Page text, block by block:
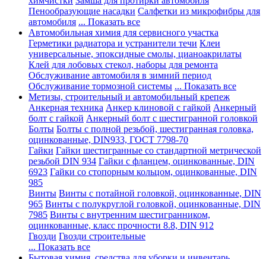
Пенообразующие насадки Салфетки из микрофибры для
автомобиля ... Показать все
Автомобильная химия для сервисного участка
Герметики радиатора и устранители течи Клеи
универсальные, эпоксидные смолы, цианоакрилаты
Клей для лобовых стекол, наборы для ремонта
Обслуживание автомобиля в зимний период
Обслуживание тормозной системы ... Показать все
Метизы, строительный и автомобильный крепеж
Анкерная техника Анкер клиновой с гайкой Анкерный
болт с гайкой Анкерный болт с шестигранной головкой
Болты Болты с полной резьбой, шестигранная головка,
оцинкованные, DIN933, ГОСТ 7798-70
Гайки Гайки шестигранные со стандартной метрической
резьбой DIN 934 Гайки с фланцем, оцинкованные, DIN
6923 Гайки со стопорным кольцом, оцинкованные, DIN
985
Винты Винты с потайной головкой, оцинкованные, DIN
965 Винты с полукруглой головкой, оцинкованные, DIN
7985 Винты с внутренним шестигранником,
оцинкованные, класс прочности 8.8, DIN 912
Гвозди Гвозди строительные
... Показать все